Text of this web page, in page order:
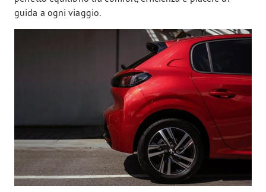
guida a ogni viaggio.